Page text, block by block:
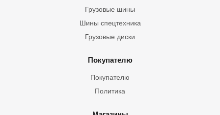
Грузовые шины
Шины спецтехника
Грузовые диски
Покупателю
Покупателю
Политика